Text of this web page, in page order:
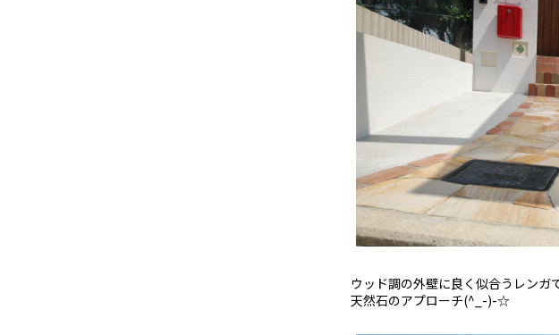
ウッド調の外壁に良く似合うレンガ
天然石のアプローチ(^_-)-☆